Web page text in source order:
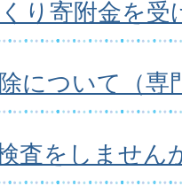
り寄附金を受
について（専
査をしません